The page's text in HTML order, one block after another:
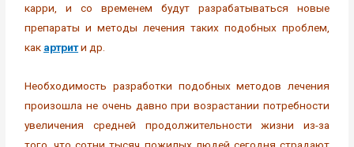
карри, и со временем будут разрабатываться новые
препараты и методы лечения таких подобных проблем,
как артрити др.
Необходимость разработки подобных методов лечения
произошла не очень давно при возрастании потребности
увеличения средней продолжительности жизни из-за
того, что сотни тысяч пожилых людей сегодня страдают